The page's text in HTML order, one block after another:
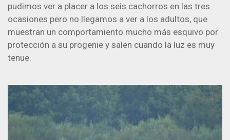
pudimos ver a placer a los seis cachorros en las tres
ocasiones pero no llegamos a ver a los adultos, que
muestran un comportamiento mucho más esquivo por
protección a su progenie y salen cuando la luz es muy
tenue.